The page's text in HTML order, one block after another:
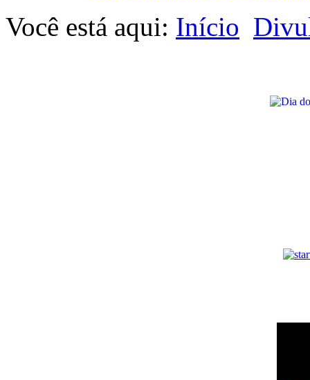
Você está aqui: Início